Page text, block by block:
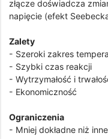
złącze doświadcza
napięcie (efekt
Zalety
- Szeroki zakres
- Szybki czas reakcji
- Wytrzymałość i
- Ekonomiczność
Ograniczenia
- Mniej dokładne niż